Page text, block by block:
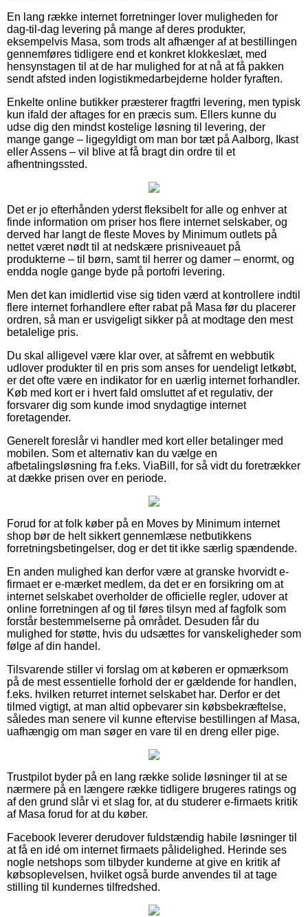
En lang række internet forretninger lover muligheden for
dag-til-dag levering på mange af deres produkter,
eksempelvis Masa, som trods alt afhænger af at bestillingen
gennemføres tidligere end et konkret klokkeslæt, med
hensynstagen til at de har mulighed for at nå at få pakken
sendt afsted inden logistikmedarbejderne holder fyraften.
Enkelte online butikker præsterer fragtfri levering, men typisk
kun ifald der aftages for en præcis sum. Ellers kunne du
udse dig den mindst kostelige løsning til levering, der
mange gange – ligegyldigt om man bor tæt på Aalborg, Ikast
eller Assens – vil blive at få bragt din ordre til et
afhentningssted.
Det er jo efterhånden yderst fleksibelt for alle og enhver at
finde information om priser hos flere internet selskaber, og
derved har langt de fleste Moves by Minimum outlets på
nettet været nødt til at nedskære prisniveauet på
produkterne – til børn, samt til herrer og damer – enormt, og
endda nogle gange byde på portofri levering.
Men det kan imidlertid vise sig tiden værd at kontrollere indtil
flere internet forhandlere efter rabat på Masa før du placerer
ordren, så man er usvigeligt sikker på at modtage den mest
betalelige pris.
Du skal alligevel være klar over, at såfremt en webbutik
udlover produkter til en pris som anses for uendeligt letkøbt,
er det ofte være en indikator for en uærlig internet forhandler.
Køb med kort er i hvert fald omsluttet af et regulativ, der
forsvarer dig som kunde imod snydagtige internet
foretagender.
Generelt foreslår vi handler med kort eller betalinger med
mobilen. Som et alternativ kan du vælge en
afbetalingsløsning fra f.eks. ViaBill, for så vidt du foretrækker
at dække prisen over en periode.
Forud for at folk køber på en Moves by Minimum internet
shop bør de helt sikkert gennemlæse netbutikkens
forretningsbetingelser, dog er det tit ikke særlig spændende.
En anden mulighed kan derfor være at granske hvorvidt e-
firmaet er e-mærket medlem, da det er en forsikring om at
internet selskabet overholder de officielle regler, udover at
online forretningen af og til føres tilsyn med af fagfolk som
forstår bestemmelserne på området. Desuden får du
mulighed for støtte, hvis du udsættes for vanskeligheder som
følge af din handel.
Tilsvarende stiller vi forslag om at køberen er opmærksom
på de mest essentielle forhold der er gældende for handlen,
f.eks. hvilken returret internet selskabet har. Derfor er det
tilmed vigtigt, at man altid opbevarer sin købsbekræftelse,
således man senere vil kunne eftervise bestillingen af Masa,
uafhængig om man søger en vare til en dreng eller pige.
Trustpilot byder på en lang række solide løsninger til at se
nærmere på en længere række tidligere brugeres ratings og
af den grund slår vi et slag for, at du studerer e-firmaets kritik
af Masa forud for at du køber.
Facebook leverer derudover fuldstændig habile løsninger til
at få en idé om internet firmaets pålidelighed. Herinde ses
nogle netshops som tilbyder kunderne at give en kritik af
købsoplevelsen, hvilket også burde anvendes til at tage
stilling til kundernes tilfredshed.